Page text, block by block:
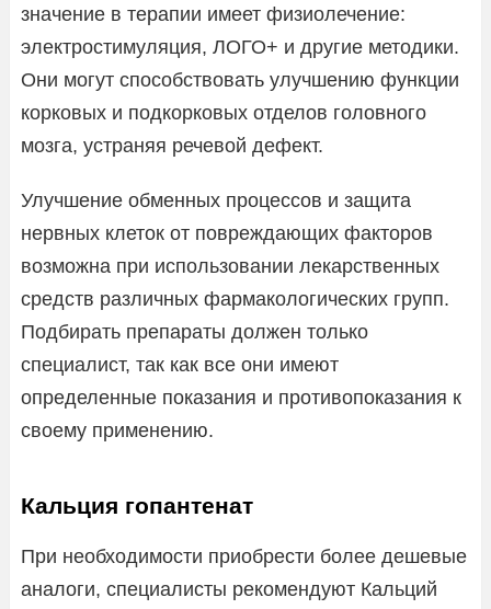
значение в терапии имеет физиолечение:
электростимуляция, ЛОГО+ и другие методики.
Они могут способствовать улучшению функции
корковых и подкорковых отделов головного
мозга, устраняя речевой дефект.
Улучшение обменных процессов и защита
нервных клеток от повреждающих факторов
возможна при использовании лекарственных
средств различных фармакологических групп.
Подбирать препараты должен только
специалист, так как все они имеют
определенные показания и противопоказания к
своему применению.
Кальция гопантенат
При необходимости приобрести более дешевые
аналоги, специалисты рекомендуют Кальций